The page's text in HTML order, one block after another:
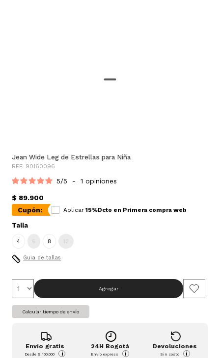
Jean Wide Leg de Estrellas para Niña
REF. 90160096
5/5 - 1 opiniones
$ 89.900
Cupón:
Aplicar 15%Dcto en Primera compra web
Talla
4 6 8 12
Guia de tallas
Agregar
Calcular tiempo de envío
Envío gratis
Desde$ 100.000 i
24H Bogotá
Envío express i
Devoluciones
Sin costo i